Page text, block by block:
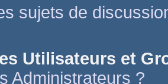
sujets de
Utilisateurs et
Administrateurs ?